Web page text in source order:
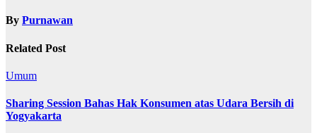
By Purnawan
Related Post
Umum
Sharing Session Bahas Hak Konsumen atas Udara Bersih di
Yogyakarta